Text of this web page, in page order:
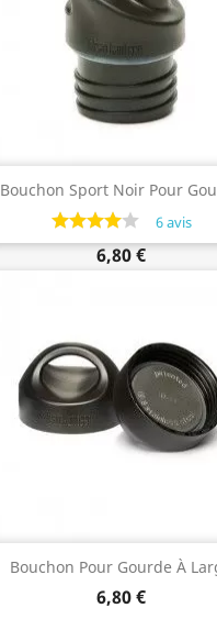
Bouchon Sport Noir Pour
Klean Kanteen
6 avis
6,80 €
Aperçu rapide
Bouchon Pour Gourde À
Goulot Ou Mug De Klean
6,80 €
 Aperçu rapide